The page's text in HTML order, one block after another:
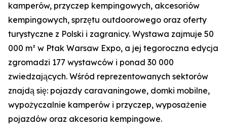
kamperów, przyczep kempingowych, akcesoriów
kempingowych, sprzętu outdoorowego oraz oferty
turystyczne z Polski i zagranicy. Wystawa zajmuje 50
000 m² w Ptak Warsaw Expo, a jej tegoroczna edycja
zgromadzi 177 wystawców i ponad 30 000
zwiedzających. Wśród reprezentowanych sektorów
znajdą się: pojazdy caravaningowe, domki mobilne,
wypożyczalnie kamperów i przyczep, wyposażenie
pojazdów oraz akcesoria kempingowe.